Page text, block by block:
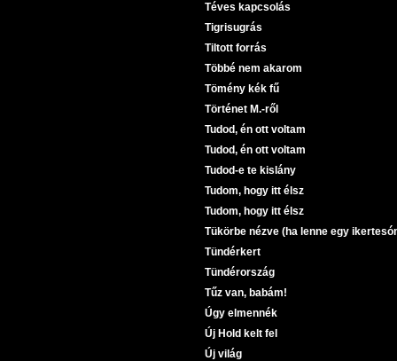
Téves kapcsolás
Tigrisugrás
Tiltott forrás
Többé nem akarom
Tömény kék fű
Történet M.-ről
Tudod, én ott voltam
Tudod, én ott voltam
Tudod-e te kislány
Tudom, hogy itt élsz
Tudom, hogy itt élsz
Tükörbe nézve (ha lenne egy
Tündérkert
Tündérország
Tűz van, babám!
Úgy elmennék
Új Hold kelt fel
Új világ